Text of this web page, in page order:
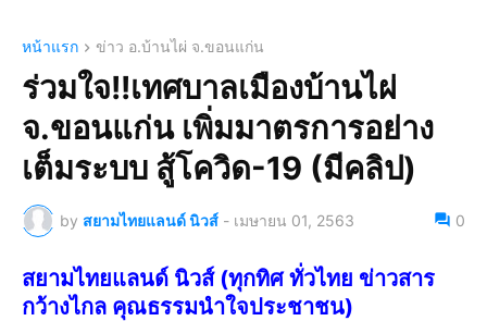
หน้าแรก ข่าว อ.บ้านไผ่ จ.ขอนแก่น
ร่วมใจ!!เทศบาลเมืองบ้านไผ่
จ.ขอนแก่น เพิ่มมาตรการอย่าง
เต็มระบบ สู้โควิด-19 (มีคลิป)
by สยามไทยแลนด์ นิวส์ - เมษายน 01, 2563 0
สยามไทยแลนด์ นิวส์ (ทุกทิศ ทั่วไทย ข่าวสาร
กว้างไกล คุณธรรมนำใจประชาชน)